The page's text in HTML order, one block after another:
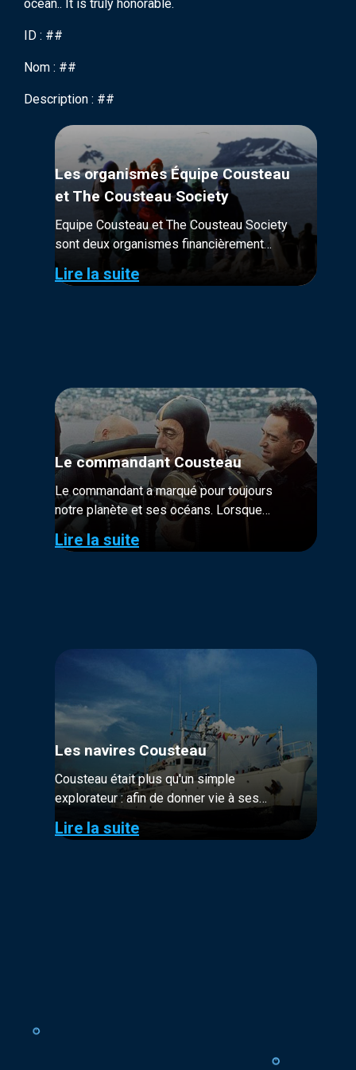
ocean.. It is truly honorable.
ID : ##
Nom : ##
Description : ##
Les organismes Équipe Cousteau
et The Cousteau Society
Equipe Cousteau et The Cousteau Society
sont deux organismes financièrement
financement provient majoritairement de
Lire la suite
Le commandant Cousteau
Le commandant a marqué pour toujours
notre planète et ses océans. Lorsque
Cousteau et ses équipages s’embarquent
sur la Calypso pour explorer le monde, on
Lire la suite
Les navires Cousteau
Cousteau était plus qu'un simple
explorateur : afin de donner vie à ses
imaginer les innovations dont il avait besoin
Lire la suite